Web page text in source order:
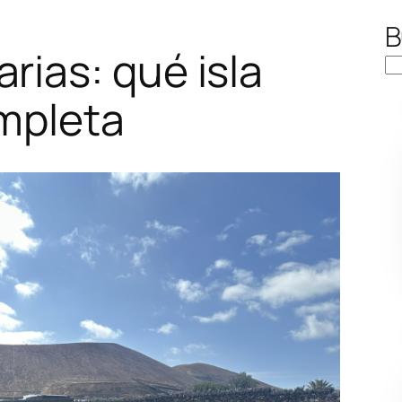
qué isla